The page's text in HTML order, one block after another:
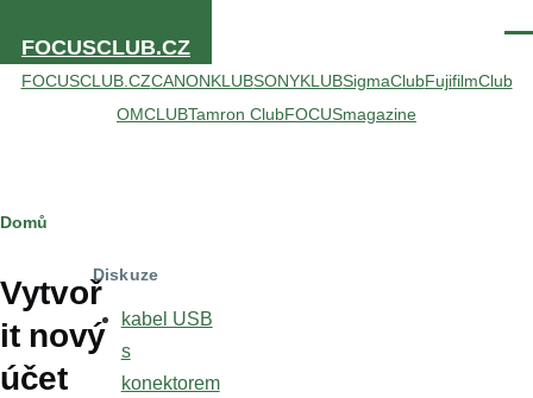
FOCUSCLUB.CZ
FOCUSCLUB.CZCANONKLUBSONYKLUBSigmaClubFujifilmClub
OMCLUBTamron ClubFOCUSmagazine
Hlavní
záložky
Drobečková
navigace
Domů
Vytvoř
it nový
účet
Diskuze
kabel USB
s
konektorem